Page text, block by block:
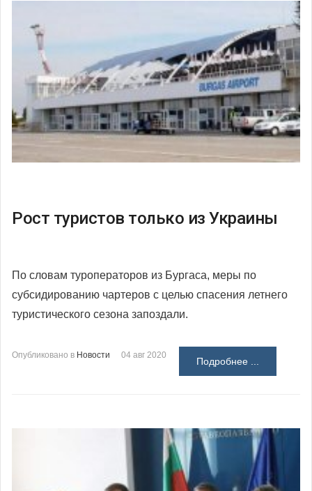
Рост туристов только из Украины
По словам туроператоров из Бургаса, меры по
субсидированию чартеров с целью спасения летнего
туристического сезона запоздали.
Опубликовано в Новости 04 авг 2020
Подробнее ...